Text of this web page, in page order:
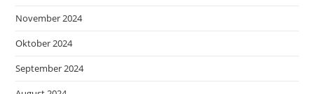
November 2024
Oktober 2024
September 2024